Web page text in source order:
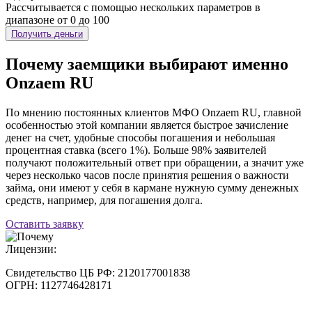
Рассчитывается с помощью нескольких параметров в
диапазоне от 0 до 100
Получить деньги
Почему заемщики выбирают именно
Onzaem RU
По мнению постоянных клиентов МФО Onzaem RU, главной
особенностью этой компании является быстрое зачисление
денег на счет, удобные способы погашения и небольшая
процентная ставка (всего 1%). Больше 98% заявителей
получают положительный ответ при обращении, а значит уже
через несколько часов после принятия решения о важности
займа, они имеют у себя в кармане нужную сумму денежных
средств, например, для погашения долга.
Оставить заявку
Лицензии:
Свидетельство ЦБ РФ: 2120177001838
ОГРН: 1127746428171